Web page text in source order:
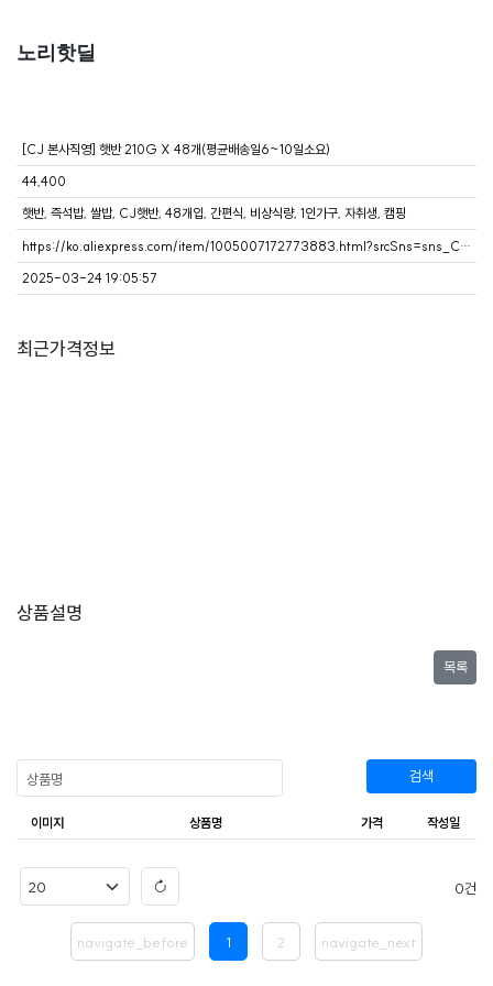
노리핫딜
[CJ 본사직영] 햇반 210G X 48개(평균배송일6~10일소요)
44,400
햇반, 즉석밥, 쌀밥, CJ햇반, 48개입, 간편식, 비상식량, 1인가구, 자취생, 캠핑
https://ko.aliexpress.com/item/1005007172773883.html?srcSns=sns_Copy&spreadType=socialShare&bizType=ProductDetail&social_params=6000261737142&aff_fcid=8ad6afe3e916452aa97c5806cf817747-1742810739617-02636-_oleX9mn&tt=MG&aff_fsk=_oleX9mn&af=A100623932&aff_p
2025-03-24 19:05:57
최근가격정보
상품설명
목록
검색
이미지 상품명 가격 작성일
navigate_before 1 2 navigate_next
0